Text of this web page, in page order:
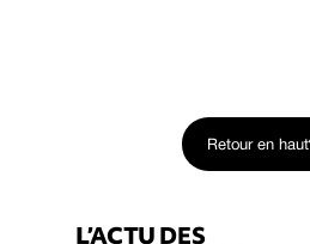
Retour en haut
L’ACTU DES